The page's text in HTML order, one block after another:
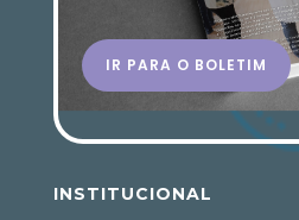
IR PARA O BOLETIM
INSTITUCIONAL